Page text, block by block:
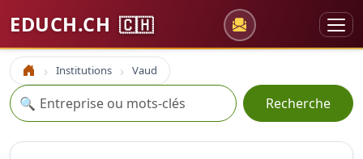
EDUCH.CH 🇨🇭
Accueil Institutions Vaud
Recherche
🔍 Recherche